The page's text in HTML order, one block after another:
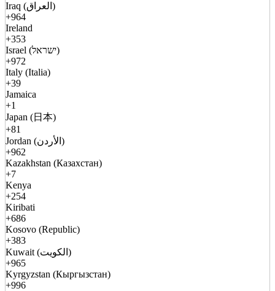
Iraq (العراق)
+964
Ireland
+353
Israel (ישראל)
+972
Italy (Italia)
+39
Jamaica
+1
Japan (日本)
+81
Jordan (الأردن)
+962
Kazakhstan (Казахстан)
+7
Kenya
+254
Kiribati
+686
Kosovo (Republic)
+383
Kuwait (الكويت)
+965
Kyrgyzstan (Кыргызстан)
+996